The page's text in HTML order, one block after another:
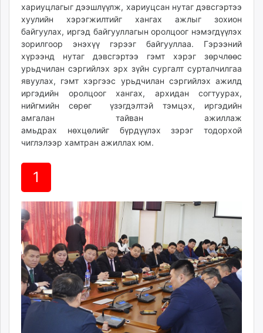
urlag.mn
unen.mn
asu.mn
shudarga.mn
shuurhai.mn
unuudur.mn
isee.mn
mglradio.com
fact.mn
itoim.mn
shuum.mn
times.mn
mass.mn
unegui.mn
assa.mn
toim.mn
tac.mn
paparazzi.mn
unread.today
хариуцлагыг дээшлүүлж, хариуцсан нутаг дэвсгэртээ
хуулийн хэрэгжилтийг хангах ажлыг зохион
байгуулах, иргэд байгууллагын оролцоог нэмэгдүүлэх
зорилгоор энэхүү гэрээг байгууллаа. Гэрээний
хүрээнд нутаг дэвсгэртээ гэмт хэрэг зөрчлөөс
урьдчилан сэргийлэх эрх зүйн сургалт сурталчилгаа
явуулах, гэмт хэргээс урьдчилан сэргийлэх ажилд
иргэдийн оролцоог хангах, архидан согтуурах,
нийгмийн сөрөг үзэгдэлтэй тэмцэх, иргэдийн
амгалан тайван ажиллаж
амьдрах нөхцөлийг бүрдүүлэх зэрэг тодорхой
чиглэлээр хамтран ажиллах юм.
1